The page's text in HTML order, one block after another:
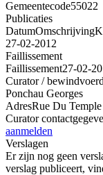
Gemeentecode55022
Publicaties
DatumOmschrijving
27-02-2012
Faillissement
Faillissement27-02-
Curator /
Ponchau Georges
AdresRue Du
Curator
aanmelden
Verslagen
Er zijn nog geen
verslag publiceert,